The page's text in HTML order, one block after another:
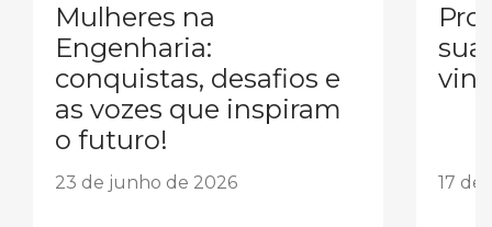
Mulheres na
Engenharia:
conquistas, desafios e
as vozes que inspiram
o futuro!
23 de junho de 2026
sua
17 de